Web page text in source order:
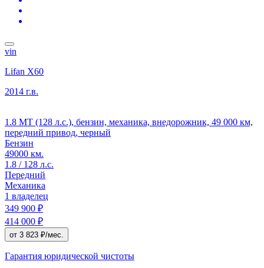
vin
Lifan X60
2014 г.в.
1.8 MT (128 л.с.), бензин, механика, внедорожник, 49 000 км,
передний привод, черный
Бензин
49000 км.
1.8 / 128 л.с.
Передний
Механика
1 владелец
349 900 ₽
414 000 ₽
от 3 823 ₽/мес.
Гарантия юридической чистоты